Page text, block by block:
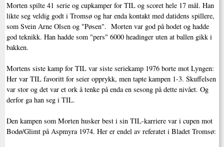
Morten spilte 41 serie og cupkamper for TIL og scoret hele 17 mål. Han
likte seg veldig godt i Tromsø og har enda kontakt med datidens spillere,
som Svein Arne Olsen og "Pøsen". Morten var god på hodet og hadde
god teknikk. Han hadde som "pers" 6000 headinger uten at ballen gikk i
bakken.
Mortens siste kamp for TIL var siste seriekamp 1976 borte mot Lyngen:
Her var TIL favoritt for seier opprykk, men tapte kampen 1-3. Skuffelsen
var stor og det var et ork å tenke på enda en sesong på dette nivået. Og
derfor ga han seg i TIL.
Den kampen som Morten husker best i sin TIL-karriere var i cupen mot
Bodø/Glimt på Aspmyra 1974. Her er endel av referatet i Bladet Tromsø: